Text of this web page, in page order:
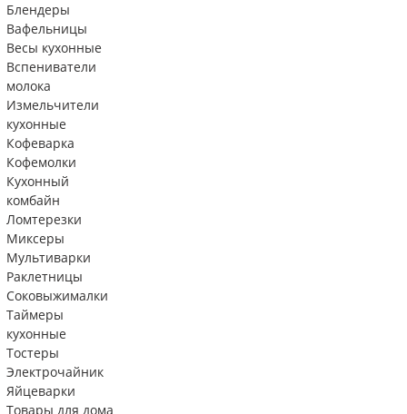
Блендеры
Вафельницы
Весы кухонные
Вспениватели
молока
Измельчители
кухонные
Кофеварка
Кофемолки
Кухонный
комбайн
Ломтерезки
Миксеры
Мультиварки
Раклетницы
Соковыжималки
Таймеры
кухонные
Тостеры
Электрочайник
Яйцеварки
Товары для дома